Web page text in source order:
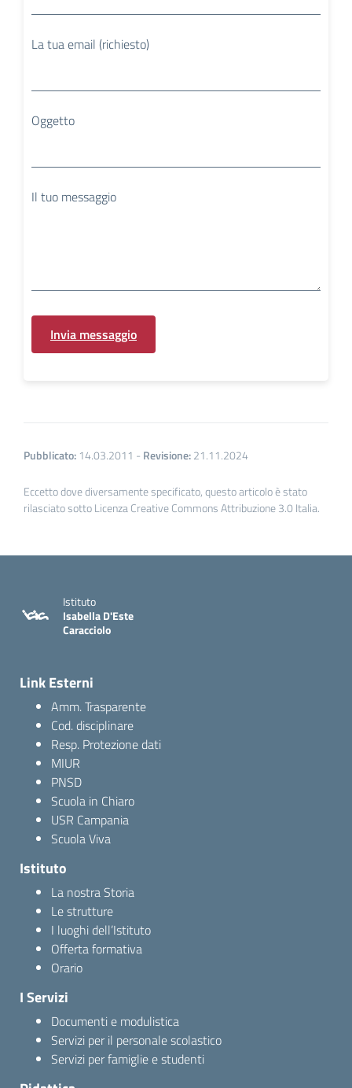
La tua email (richiesto)
Oggetto
Il tuo messaggio
Pubblicato: 14.03.2011 - Revisione:21.11.2024
Eccetto dove diversamente specificato, questo articolo è stato
rilasciato sotto Licenza Creative Commons Attribuzione 3.0 Italia.
Istituto
Isabella D'Este
Caracciolo
Link Esterni
Amm. Trasparente
Cod. disciplinare
Resp. Protezione dati
MIUR
PNSD
Scuola in Chiaro
USR Campania
Scuola Viva
Istituto
La nostra Storia
Le strutture
I luoghi dell’Istituto
Offerta formativa
Orario
I Servizi
Documenti e modulistica
Servizi per il personale scolastico
Servizi per famiglie e studenti